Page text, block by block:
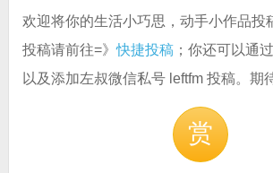
欢迎将你的生活小巧思，动手小作品投
投稿请前往=》快捷投稿；你还可以通
以及添加左叔微信私号 leftfm 投稿。期
赏